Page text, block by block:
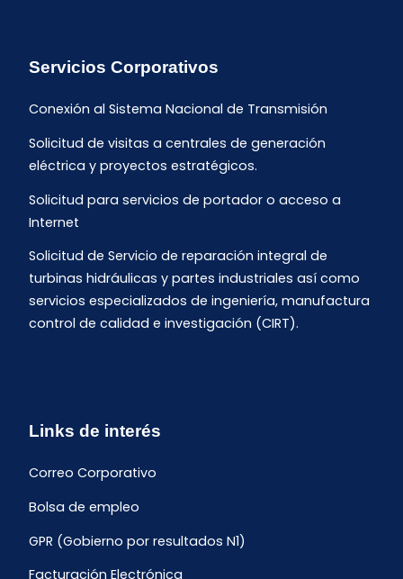
Servicios Corporativos
Conexión al Sistema Nacional de Transmisión
Solicitud de visitas a centrales de generación
eléctrica y proyectos estratégicos.
Solicitud para servicios de portador o acceso a
Internet
Solicitud de Servicio de reparación integral de
turbinas hidráulicas y partes industriales así como
servicios especializados de ingeniería, manufactura
control de calidad e investigación (CIRT).
Links de interés
Correo Corporativo
Bolsa de empleo
GPR (Gobierno por resultados N1)
Facturación Electrónica